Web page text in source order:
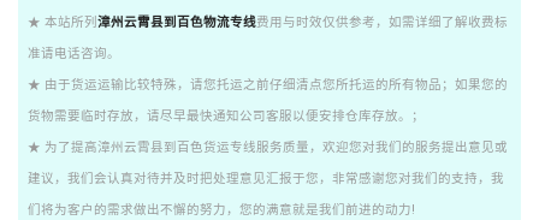
★ 本站所列 漳州云霄县到百色物流专线费用与时效仅供参考，如需详细了解收费标
准请电话咨询。
★ 由于货运运输比较特殊，请您托运之前仔细清点您所托运的所有物品；如果您的
货物需要临时存放，请尽早最快通知公司客服以便安排仓库存放。；
★ 为了提高漳州云霄县到百色货运专线服务质量，欢迎您对我们的服务提出意见或
建议，我们会认真对待并及时把处理意见汇报于您，非常感谢您对我们的支持，我
们将为客户的需求做出不懈的努力，您的满意就是我们前进的动力!